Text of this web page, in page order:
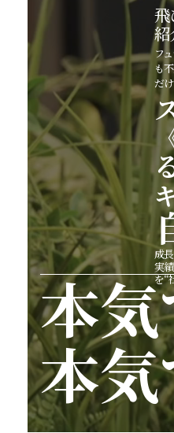
社員も組織も、常に進化を求められるフィールド
変化を恐れず、新しいことを柔軟に取り入れるという社風が、
フュディアルにはある。自ら考え、動き、進化する力こそが
武器であり、個人にも組織にも求められる資質だ。
変化を楽しめる人が伸びる場所
紹
フ
も
だ
成
実
を“
本
本
nsta